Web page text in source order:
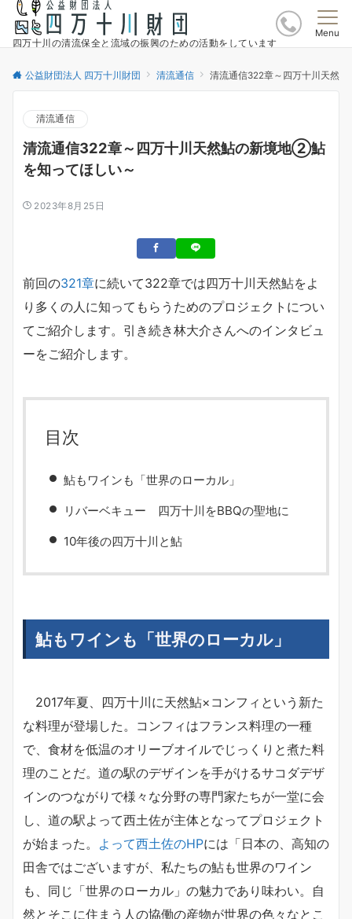
四万十川の清流保全と流域の振興のための活動をしています
Menu
公益財団法人 四万十川財団 清流通信 清流通信322章～四万十川天然
清流通信
清流通信322章～四万十川天然鮎の新境地②鮎
を知ってほしい～
2023年8月25日
前回の321章に続いて322章では四万十川天然鮎をよ
り多くの人に知ってもらうためのプロジェクトについ
てご紹介します。引き続き林大介さんへのインタビュ
ーをご紹介します。
目次
鮎もワインも「世界のローカル」
リバーベキュー 四万十川をBBQの聖地に
10年後の四万十川と鮎
鮎もワインも「世界のローカル」
2017年夏、四万十川に天然鮎×コンフィという新た
な料理が登場した。コンフィはフランス料理の一種
で、食材を低温のオリーブオイルでじっくりと煮た料
理のことだ。道の駅のデザインを手がけるサコダデザ
インのつながりで様々な分野の専門家たちが一堂に会
し、道の駅よって西土佐が主体となってプロジェクト
が始まった。 よって西土佐のHPには「日本の、高知の
田舎ではございますが、私たちの鮎も世界のワイン
も、同じ「世界のローカル」の魅力であり味わい。自
然とそこに住まう人の協働の産物が世界の色々なとこ